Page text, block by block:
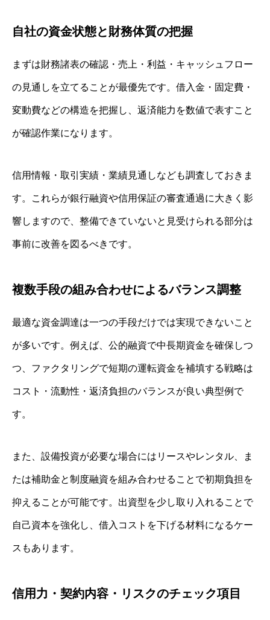
自社の資金状態と財務体質の把握
まずは財務諸表の確認・売上・利益・キャッシュフロー
の見通しを立てることが最優先です。借入金・固定費・
変動費などの構造を把握し、返済能力を数値で表すこと
が確認作業になります。
信用情報・取引実績・業績見通しなども調査しておきま
す。これらが銀行融資や信用保証の審査通過に大きく影
響しますので、整備できていないと見受けられる部分は
事前に改善を図るべきです。
複数手段の組み合わせによるバランス調整
最適な資金調達は一つの手段だけでは実現できないこと
が多いです。例えば、公的融資で中長期資金を確保しつ
つ、ファクタリングで短期の運転資金を補填する戦略は
コスト・流動性・返済負担のバランスが良い典型例で
す。
また、設備投資が必要な場合にはリースやレンタル、ま
たは補助金と制度融資を組み合わせることで初期負担を
抑えることが可能です。出資型を少し取り入れることで
自己資本を強化し、借入コストを下げる材料になるケー
スもあります。
信用力・契約内容・リスクのチェック項目